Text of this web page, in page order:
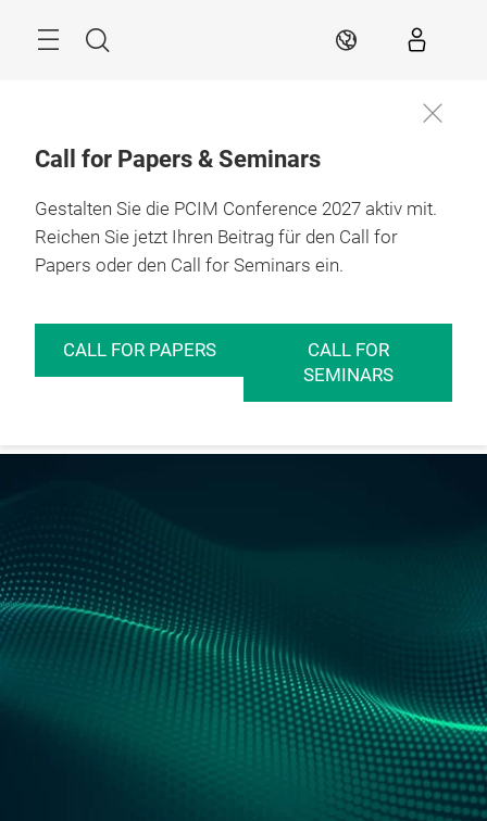
Suche DE
Call for Papers & Seminars
Gestalten Sie die PCIM Conference 2027 aktiv mit.
Reichen Sie jetzt Ihren Beitrag für den Call for
Papers oder den Call for Seminars ein.
CALL FOR PAPERS
CALL FOR
SEMINARS